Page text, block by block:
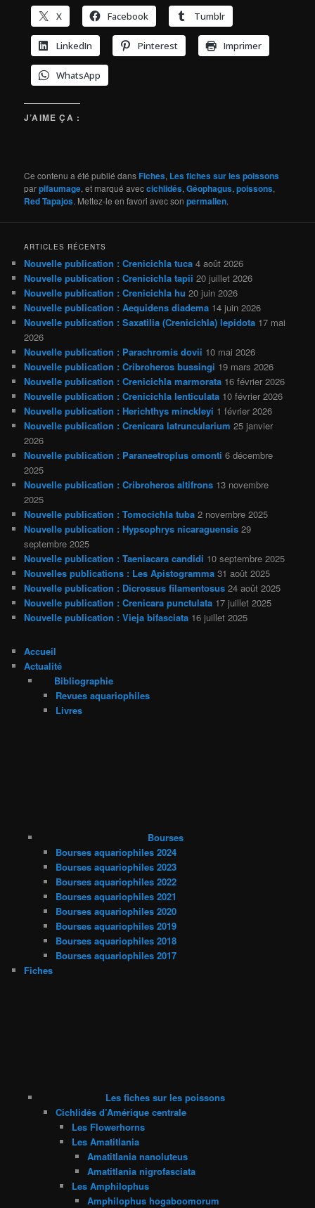
X
Facebook Tumblr
LinkedIn Pinterest Imprimer
WhatsApp
J’AIME ÇA :
Ce contenu a été publié dansFiches, Les fiches sur les poissons
parpifaumage, et marqué aveccichlidés,Géophagus,poissons,
Red Tapajos. Mettez-le en favori avec sonpermalien.
ARTICLES RÉCENTS
Nouvelle publication : Crenicichla tuca 4 août 2026
Nouvelle publication : Crenicichla tapii 20 juillet 2026
Nouvelle publication : Crenicichla hu 20 juin 2026
Nouvelle publication : Aequidens diadema 14 juin 2026
Nouvelle publication : Saxatilia (Crenicichla) lepidota 17 mai
2026
Nouvelle publication : Parachromis dovii 10 mai 2026
Nouvelle publication : Cribroheros bussingi 19 mars 2026
Nouvelle publication : Crenicichla marmorata 16 février 2026
Nouvelle publication : Crenicichla lenticulata 10 février 2026
Nouvelle publication : Herichthys minckleyi 1 février 2026
Nouvelle publication : Crenicara latruncularium 25 janvier
2026
Nouvelle publication : Paraneetroplus omonti 6 décembre
2025
Nouvelle publication : Cribroheros altifrons 13 novembre
2025
Nouvelle publication : Tomocichla tuba 2 novembre 2025
Nouvelle publication : Hypsophrys nicaraguensis 29
septembre 2025
Nouvelle publication : Taeniacara candidi 10 septembre 2025
Nouvelles publications : Les Apistogramma 31 août 2025
Nouvelle publication : Dicrossus filamentosus 24 août 2025
Nouvelle publication : Crenicara punctulata 17 juillet 2025
Nouvelle publication : Vieja bifasciata 16 juillet 2025
Accueil
Actualité
Bibliographie
Revues aquariophiles
Livres
Bourses
Bourses aquariophiles 2024
Bourses aquariophiles 2023
Bourses aquariophiles 2022
Bourses aquariophiles 2021
Bourses aquariophiles 2020
Bourses aquariophiles 2019
Bourses aquariophiles 2018
Bourses aquariophiles 2017
Fiches
Les fiches sur les poissons
Cichlidés d’Amérique centrale
Les Flowerhorns
Les Amatitlania
Amatitlania nanoluteus
Amatitlania nigrofasciata
Les Amphilophus
Amphilophus hogaboomorum